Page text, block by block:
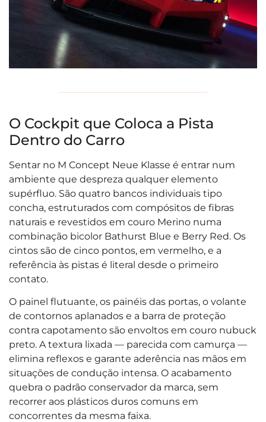
O Cockpit que Coloca a Pista
Dentro do Carro
Sentar no M Concept Neue Klasse é entrar num
ambiente que despreza qualquer elemento
supérfluo. São quatro bancos individuais tipo
concha, estruturados com compósitos de fibras
naturais e revestidos em couro Merino numa
combinação bicolor Bathurst Blue e Berry Red. Os
cintos são de cinco pontos, em vermelho, e a
referência às pistas é literal desde o primeiro
contato.
O painel flutuante, os painéis das portas, o volante
de contornos aplanados e a barra de proteção
contra capotamento são envoltos em couro nubuck
preto. A textura lixada — parecida com camurça —
elimina reflexos e garante aderência nas mãos em
situações de condução intensa. O acabamento
quebra o padrão conservador da marca, sem
recorrer aos plásticos duros comuns em
concorrentes da mesma faixa.